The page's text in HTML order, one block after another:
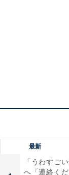
最新
「うわすご
へ「連絡く